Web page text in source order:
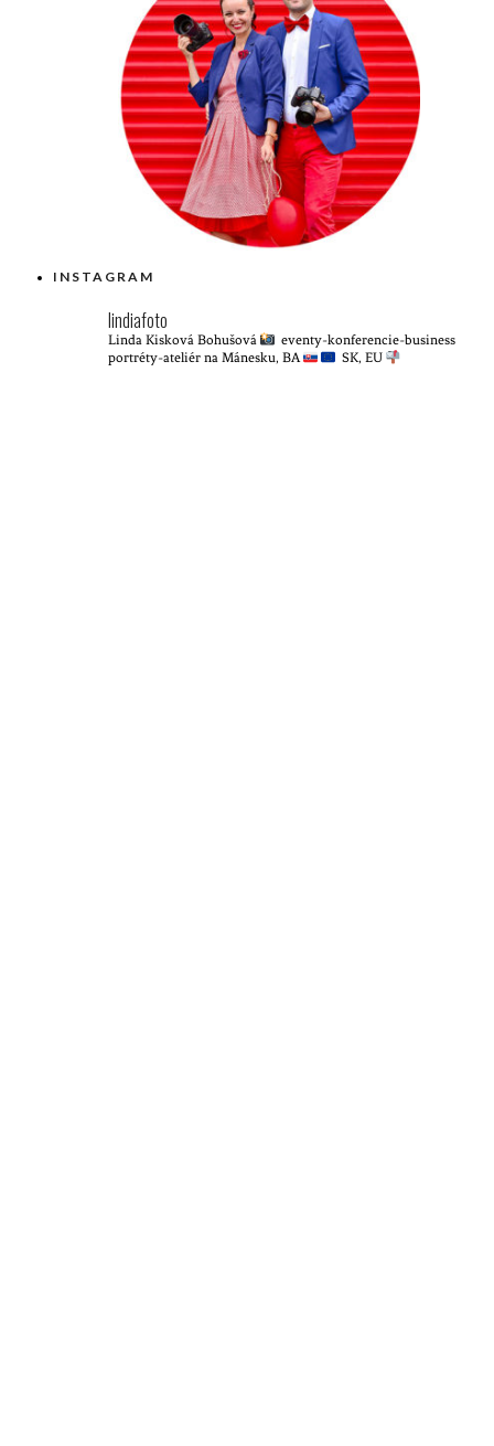
INSTAGRAM
lindiafoto
Linda Kisková Bohušová
eventy-konferencie-business
portréty-ateliér na Mánesku, BA
SK, EU